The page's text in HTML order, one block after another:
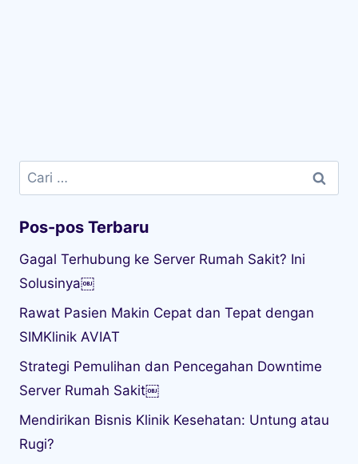
Cari
untuk:
Pos-pos Terbaru
Gagal Terhubung ke Server Rumah Sakit? Ini
Solusinya￼
Rawat Pasien Makin Cepat dan Tepat dengan
SIMKlinik AVIAT
Strategi Pemulihan dan Pencegahan Downtime
Server Rumah Sakit￼
Mendirikan Bisnis Klinik Kesehatan: Untung atau
Rugi?